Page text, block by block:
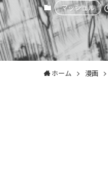
マッシュル
ホーム 漫画